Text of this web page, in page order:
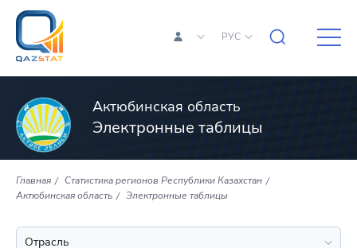
РУС
Актюбинская область
Электронные таблицы
Главная
Статистика регионов Республики Казахстан
Актюбинская область
Электронные таблицы